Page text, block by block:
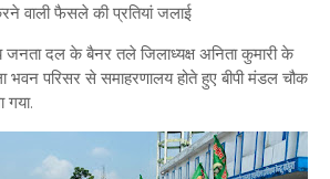
वाली फैसले की प्रतियां जलाई
जनता दल के बैनर तले जिलाध्यक्ष अनिता कुमारी के
परिसर से समाहरणालय होते हुए बीपी मंडल चौक
गया.